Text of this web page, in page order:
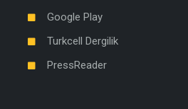
Google Play
Turkcell Dergilik
PressReader